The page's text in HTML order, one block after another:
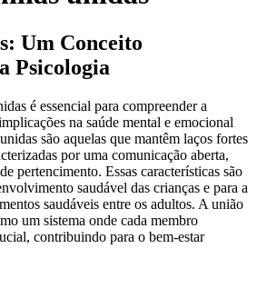
Um Conceito
Psicologia
é essencial para compreender a
na saúde mental e emocional
são aquelas que mantêm laços fortes
por uma comunicação aberta,
pertencimento. Essas características são
saudável das crianças e para a
saudáveis entre os adultos. A união
um sistema onde cada membro
contribuindo para o bem-estar